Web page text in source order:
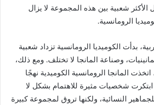
الأكثر شعبية بين هذه المجموعة لا يزال
​​الرومانسية.
بدأت الكوميديا ​​الرومانسية تزداد شعبية
وصناعة المانجا لا تختلف. ومع ذلك،
المانجا الرومانسية الكوميدية نهجًا
شخصيات مثيرة للاهتمام بشكل لا
النسائية، ولكنها تروق لمجموعة كبيرة